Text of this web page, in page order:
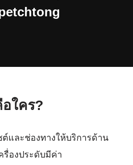
ใคร?
ต์และช่องทางให้บริการด้าน
รื่องประดับมีค่า